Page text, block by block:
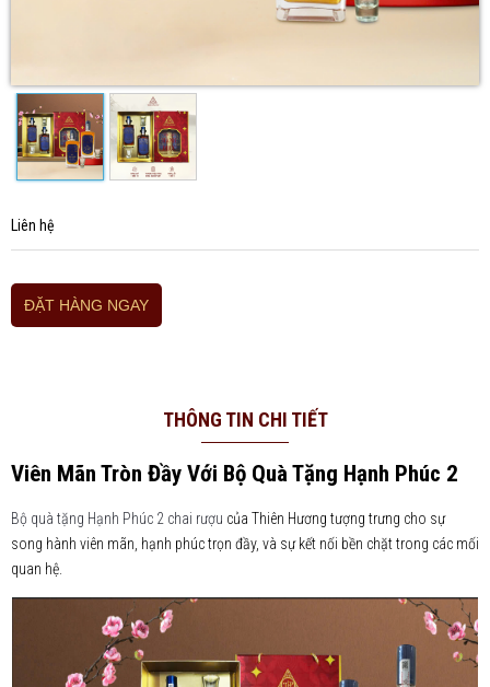
Liên hệ
ĐẶT HÀNG NGAY
THÔNG TIN CHI TIẾT
Viên Mãn Tròn Đầy Với Bộ Quà Tặng Hạnh Phúc 2
Bộ quà tặng Hạnh Phúc 2 chai rượu của Thiên Hương tượng trưng cho sự
song hành viên mãn, hạnh phúc trọn đầy, và sự kết nối bền chặt trong các mối
quan hệ.